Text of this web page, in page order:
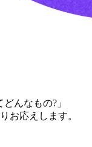
んなもの?」
お応えします。